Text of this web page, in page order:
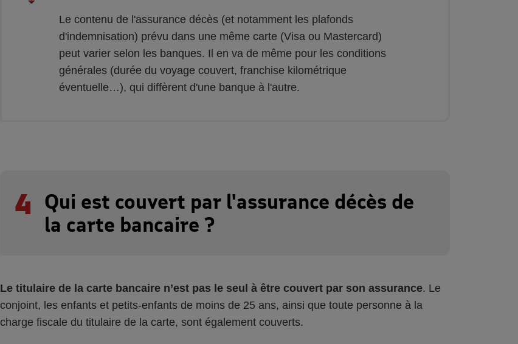
Le contenu de l'assurance décès (et notamment les plafonds
d'indemnisation) prévu dans une même carte (Visa ou Mastercard)
peut varier selon les banques. Il en va de même pour les conditions
générales (durée du voyage couvert, franchise kilométrique
éventuelle…), qui diffèrent d'une banque à l'autre.
4
Qui est couvert par l'assurance décès de
la carte bancaire ?
Le titulaire de la carte bancaire n’est pas le seul à être couvert par son assurance. Le
conjoint, les enfants et petits-enfants de moins de 25 ans, ainsi que toute personne à la
charge fiscale du titulaire de la carte, sont également couverts.